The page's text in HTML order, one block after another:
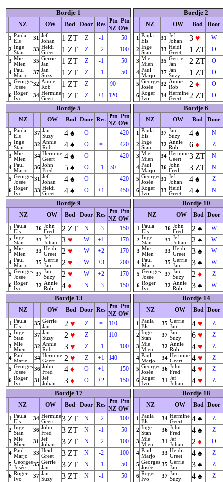
Bordje 1
NZ OW Bod Door Res Ptn
NZ
Ptn
OW
1
Paula
Els
31
Jef
Johan
1 ZT Z -1 50
2 Inge
Stan
33 Heidi
Greet
1 ZT Z -2 100
3 Mie
Mien
35 Gerrie
Jan
1 ZT Z -1 50
4 Paul
Marjo
37 Jan
Suzy
1 ZT Z -1 50
5 Georges
Josée
32 Annie
Rob
1 ZT Z = 90
6 Roger
Ivo
34 Hermine
Geert
1 ZT Z +1 120
Bordje 2
NZ OW Bod Door
1
Paula
Els
31
Jef
Johan
3 ♥ W
2 Inge
Stan
33 Heidi
Greet
1 ZT O
3 Mie
Mien
35 Gerrie
Jan
2 ZT O
4 Paul
Marjo
37 Jan
Suzy
1 ZT O
5 Georges
Josée
32 Annie
Rob
2 ♦ O
6 Roger
Ivo
34 Hermine
Geert
2 ZT O
Bordje 5
NZ OW Bod Door Res Ptn
NZ
Ptn
OW
1
Paula
Els
37 Jan
Suzy
4 ♠ O = 420
2 Inge
Stan
32 Annie
Rob
4 ♠ O = 420
3 Mie
Mien
34 Hermine
Geert
4 ♠ O = 420
4 Paul
Marjo
36 John
Fred
5 ♠ O -1 50
5 Georges
Josée
31
Jef
Johan
4 ♠ O = 420
6 Roger
Ivo
33 Heidi
Greet
4 ♠ O +1 450
Bordje 6
NZ OW Bod Door
1
Paula
Els
37 Jan
Suzy
4 ♠ N
2 Inge
Stan
32 Annie
Rob
6 ♦ Z
3 Mie
Mien
34 Hermine
Geert
3 ZT N
4 Paul
Marjo
36 John
Fred
3 ZT N
5 Georges
Josée
31
Jef
Johan
4 ♠ Z
6 Roger
Ivo
33 Heidi
Greet
4 ♠ N
Bordje 9
NZ OW Bod Door Res Ptn
NZ
Ptn
OW
1
Paula
Els
36 John
Fred
2 ZT N -3 150
2 Inge
Stan
31
Jef
Johan
3 ♥ W +1 170
3 Mie
Mien
33 Heidi
Greet
2 ♥ W +2 170
4 Paul
Marjo
35 Gerrie
Jan
2 ♥ W +3 200
5 Georges
Josée
37 Jan
Suzy
2 ♥ W +2 170
6 Roger
Ivo
32 Annie
Rob
4 ♦ N -3 150
Bordje 10
NZ OW Bod Door
1
Paula
Els
36 John
Fred
2 ♠ W
2 Inge
Stan
31
Jef
Johan
2 ♠ W
3 Mie
Mien
33 Heidi
Greet
3 ♠ W
4 Paul
Marjo
35 Gerrie
Jan
3 ♠ W
5 Georges
Josée
37 Jan
Suzy
2 ♦ Z
6 Roger
Ivo
32 Annie
Rob
3 ♠ W
Bordje 13
NZ OW Bod Door Res Ptn
NZ
Ptn
OW
1
Paula
Els
35 Gerrie
Jan
2 ♥ Z = 110
2 Inge
Stan
37 Jan
Suzy
2 ♥ Z = 110
3 Mie
Mien
32 Annie
Rob
3 ♥ Z -1 100
4 Paul
Marjo
34 Hermine
Geert
2 ♥ Z +1 140
5 Georges
Josée
36 John
Fred
4 ♦ O +1 150
6 Roger
Ivo
31
Jef
Johan
3 ♦ O +2 150
Bordje 14
NZ OW Bod Door
1
Paula
Els
35 Gerrie
Jan
4 ♥ Z
2 Inge
Stan
37 Jan
Suzy
6 ♥ Z
3 Mie
Mien
32 Annie
Rob
4 ♥ Z
4 Paul
Marjo
34 Hermine
Geert
4 ♥ Z
5 Georges
Josée
36 John
Fred
4 ♥ Z
6 Roger
Ivo
31
Jef
Johan
4 ♥ Z
Bordje 17
NZ OW Bod Door Res Ptn
NZ
Ptn
OW
1
Paula
Els
34 Hermine
Geert
3 ZT N -2 100
2 Inge
Stan
36 John
Fred
3 ZT N -1 50
3 Mie
Mien
31
Jef
Johan
3 ZT N -2 100
4 Paul
Marjo
33 Heidi
Greet
3 ZT N -2 100
5 Georges
Josée
35 Gerrie
Jan
3 ZT N -1 50
6 Roger
Ivo
37 Jan
Suzy
3 ZT N -1 50
Bordje 18
NZ OW Bod Door
1
Paula
Els
34 Hermine
Geert
4 ♠ Z
2 Inge
Stan
36 John
Fred
4 ♠ Z
3 Mie
Mien
31
Jef
Johan
2 ♦ O
4 Paul
Marjo
33 Heidi
Greet
4 ♠ Z
5 Georges
Josée
35 Gerrie
Jan
3 ♠ Z
6 Roger
Ivo
37 Jan
Suzy
4 ♠ Z